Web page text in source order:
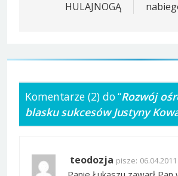
HULAJNOGĄ
Komentarze (2) do “Rozwój
blasku sukcesów Justyny
teodozja pisze: